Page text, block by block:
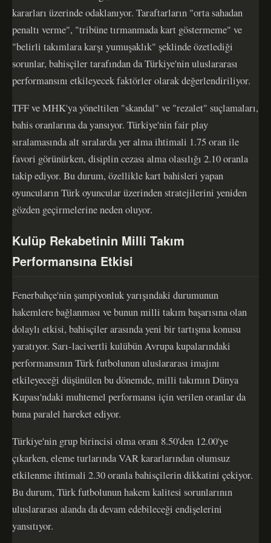
kararları üzerinde odaklanıyor. Taraftarların "orta sahadan
penaltı verme", "tribüne tırmanmada kart göstermeme" ve
"belirli takımlara karşı yumuşaklık" şeklinde özetlediği
sorunlar, bahisçiler tarafından da Türkiye'nin uluslararası
performansını etkileyecek faktörler olarak değerlendiriliyor.
TFF ve MHK'ya yöneltilen "skandal" ve "rezalet" suçlamaları,
bahis oranlarına da yansıyor. Türkiye'nin fair play
sıralamasında alt sıralarda yer alma ihtimali 1.75 oran ile
favori görünürken, disiplin cezası alma olasılığı 2.10 oranla
takip ediyor. Bu durum, özellikle kart bahisleri yapan
oyuncuların Türk oyuncular üzerinden stratejilerini yeniden
gözden geçirmelerine neden oluyor.
Kulüp Rekabetinin Milli Takım
Performansına Etkisi
Fenerbahçe'nin şampiyonluk yarışındaki durumunun
hakemlere bağlanması ve bunun milli takım başarısına olan
dolaylı etkisi, bahisçiler arasında yeni bir tartışma konusu
yaratıyor. Sarı-lacivertli kulübün Avrupa kupalarındaki
performansının Türk futbolunun uluslararası imajını
etkileyeceği düşünülen bu dönemde, milli takımın Dünya
Kupası'ndaki muhtemel performansı için verilen oranlar da
buna paralel hareket ediyor.
Türkiye'nin grup birincisi olma oranı 8.50'den 12.00'ye
çıkarken, eleme turlarında VAR kararlarından olumsuz
etkilenme ihtimali 2.30 oranla bahisçilerin dikkatini çekiyor.
Bu durum, Türk futbolunun hakem kalitesi sorunlarının
uluslararası alanda da devam edebileceği endişelerini
yansıtıyor.